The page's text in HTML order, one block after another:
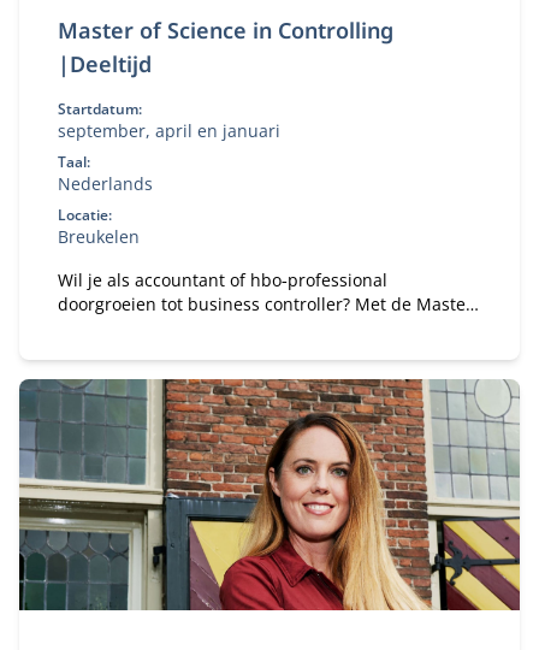
Master of Science in Controlling
|Deeltijd
Startdatum:
september, april en januari
Taal:
Nederlands
Locatie:
Breukelen
Wil je als accountant of hbo‑professional
doorgroeien tot business controller? Met de Master
adviseren bij financiële en strategische
vraagstukken.